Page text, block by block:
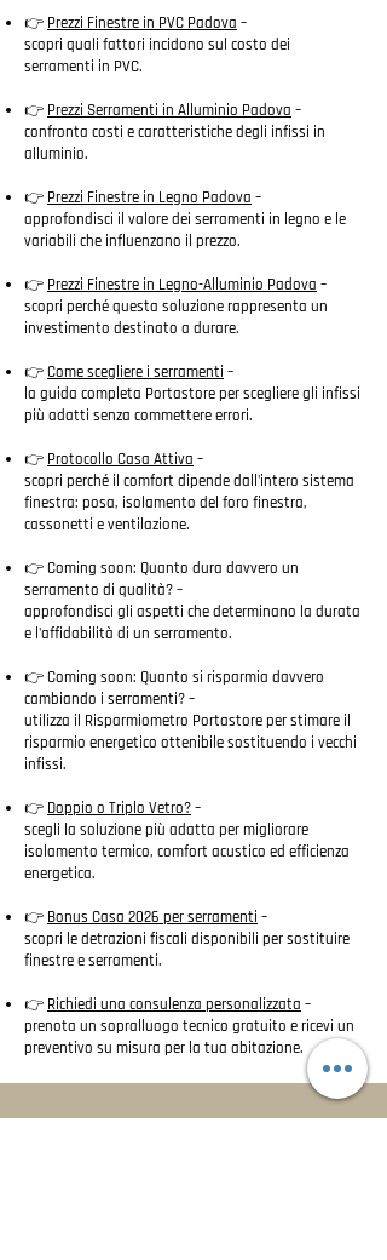
👉 Prezzi Finestre in PVC Padova –
scopri quali fattori incidono sul costo dei
serramenti in PVC.
👉 Prezzi Serramenti in Alluminio Padova –
confronta costi e caratteristiche degli infissi in
alluminio.
👉 Prezzi Finestre in Legno Padova –
approfondisci il valore dei serramenti in legno e le
variabili che influenzano il prezzo.
👉 Prezzi Finestre in Legno-Alluminio Padova –
scopri perché questa soluzione rappresenta un
investimento destinato a durare.
👉Come scegliere i serramenti –
la guida completa Portastore per scegliere gli infissi
più adatti senza commettere errori.
👉 Protocollo Casa Attiva –
scopri perché il comfort dipende dall'intero sistema
finestra: posa, isolamento del foro finestra,
cassonetti e ventilazione.
👉 Coming soon: Quanto dura davvero un
serramento di qualità? –
approfondisci gli aspetti che determinano la durata
e l'affidabilità di un serramento.
👉 Coming soon: Quanto si risparmia davvero
cambiando i serramenti? –
utilizza il Risparmiometro Portastore per stimare il
risparmio energetico ottenibile sostituendo i vecchi
infissi.
👉 Doppio o Triplo Vetro?–
scegli la soluzione più adatta per migliorare
isolamento termico, comfort acustico ed efficienza
energetica.
👉 Bonus Casa 2026 per serramenti –
scopri le detrazioni fiscali disponibili per sostituire
finestre e serramenti.
👉 Richiedi una consulenza personalizzata –
prenota un sopralluogo tecnico gratuito e ricevi un
preventivo su misura per la tua abitazione.